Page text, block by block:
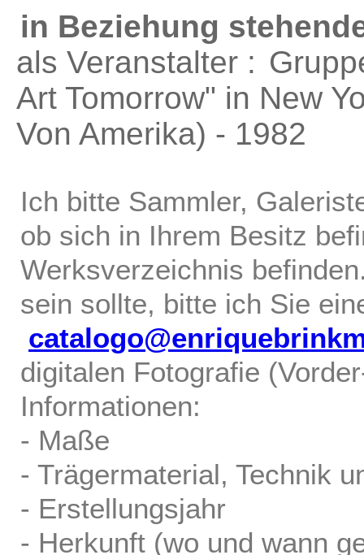
in Beziehung
als Veranstalter :
Art Tomorrow" in New
Von Amerika) - 1982
Ich bitte Sammler,
ob sich in Ihrem Besitz
Werksverzeichnis
sein sollte, bitte ich Sie
digitalen Fotografie
Informationen:
- Maße
- Trägermaterial, Technik
- Erstellungsjahr
- Herkunft (wo und wann